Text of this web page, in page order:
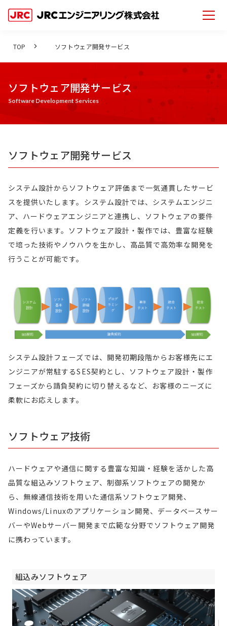
TOP ソフトウェア開発サービス
ソフトウェア開発サービス
Software Development Services
ソフトウェア開発サービス
システム設計からソフトウェア評価まで一気通貫したサービ
スを提供いたします。システム設計では、システムエンジニ
ア、ハードウェアエンジニアと連携し、ソフトウェアの要件
定義を行います。ソフトウェア設計・製作では、豊富な経験
で培った技術やノウハウを生かし、高品質で高効率な開発を
行うことが可能です。
システム設計フェーズでは、開発初期段階からお客様先にエ
ンジニアが常駐するSES契約とし、ソフトウェア設計・製作
フェーズから請負契約に切り替えるなど、お客様のニーズに
柔軟にお応えします。
ソフトウェア技術
ハードウェアや通信に関する豊富な知識・経験を活かした高
品質な組込みソフトウェア、制御系ソフトウェアの開発か
ら、無線通信技術を用いた通信系ソフトウェア開発、
Windows/Linuxのアプリケーション開発、データベースサー
バーやWebサーバー開発まで広範な分野でソフトウェア開発
に携わっています。
組込みソフトウェア